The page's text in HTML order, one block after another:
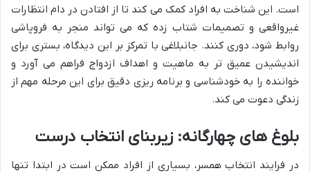
است. این شناخت به افراد کمک می کند تا از افتادن در دام انتظارات
غیرواقعی و تصمیمات شتاب زده که می تواند منجر به فروپاشی
روابط شود، دوری کنند. جانبلاغی با تمرکز بر این دیدگاه، بستری برای
اندیشیدن عمیق تر به ماهیت و اهداف ازدواج فراهم می آورد و
خواننده را به خودشناسی و برنامه ریزی دقیق برای این مرحله مهم از
زندگی دعوت می کند.
بلوغ های چهارگانه: زیربنای انتخاب درست
در فرایند انتخاب همسر، بسیاری از افراد ممکن است در ابتدا تنها